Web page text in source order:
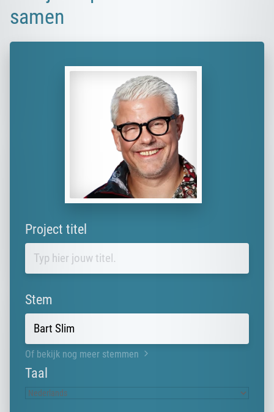
samen
Project titel
Stem
Of bekijk nog meer stemmen
Taal